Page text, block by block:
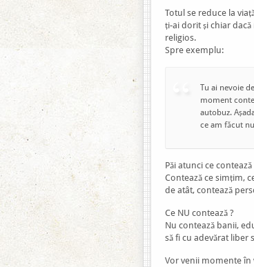
Totul se reduce la
ți-ai dorit și chiar
religios.
Spre exemplu:
Tu ai nevoie
moment
autobuz.
ce am făcut
Păi atunci ce contează
Contează ce simțim,
de atât, contează
Ce NU contează ?
Nu contează banii,
să fi cu adevărat liber
Vor venii momente în